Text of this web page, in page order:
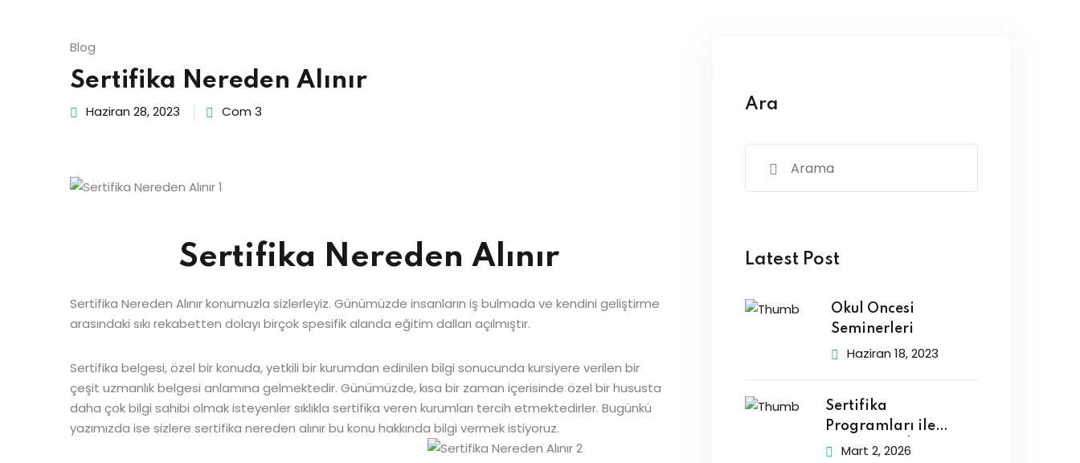
Blog
Sertifika Nereden Alınır
Haziran 28, 2023 Com 3
Sertifika Nereden Alınır
Sertifika Nereden Alınır konumuzla sizlerleyiz. Günümüzde insanların iş bulmada ve kendini geliştirme
arasındaki sıkı rekabetten dolayı birçok spesifik alanda eğitim dalları açılmıştır.
Sertifika belgesi, özel bir konuda, yetkili bir kurumdan edinilen bilgi sonucunda kursiyere verilen bir
çeşit uzmanlık belgesi anlamına gelmektedir. Günümüzde, kısa bir zaman içerisinde özel bir hususta
daha çok bilgi sahibi olmak isteyenler sıklıkla sertifika veren kurumları tercih etmektedirler. Bugünkü
yazımızda ise sizlere sertifika nereden alınır bu konu hakkında bilgi vermek istiyoruz.
Ara
Latest Post
Okul Öncesi
Seminerleri
Haziran 18, 2023
Sertifika
Programları ile
Çocuklarla İletişimi
Mart 2, 2026